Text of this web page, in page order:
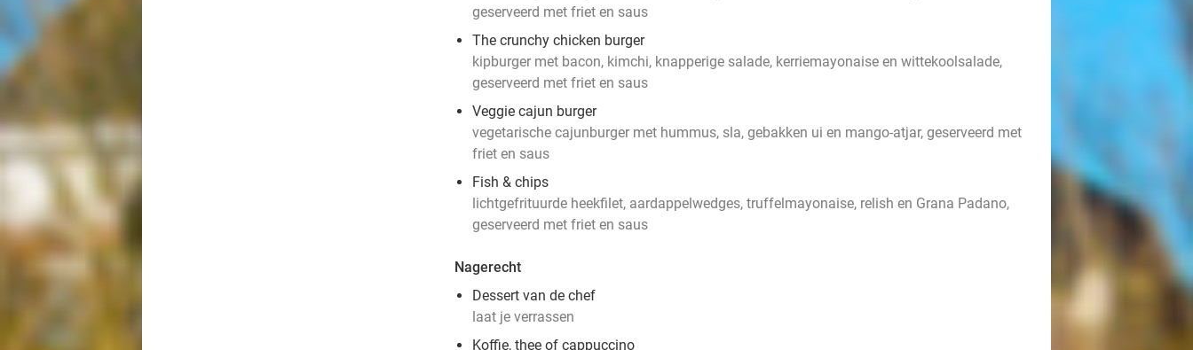
geserveerd met friet en saus
The crunchy chicken burger
kipburger met bacon, kimchi, knapperige salade, kerriemayonaise en wittekoolsalade,
geserveerd met friet en saus
Veggie cajun burger
vegetarische cajunburger met hummus, sla, gebakken ui en mango-atjar, geserveerd met
friet en saus
Fish & chips
lichtgefrituurde heekfilet, aardappelwedges, truffelmayonaise, relish en Grana Padano,
geserveerd met friet en saus
Nagerecht
Dessert van de chef
laat je verrassen
Koffie, thee of cappuccino